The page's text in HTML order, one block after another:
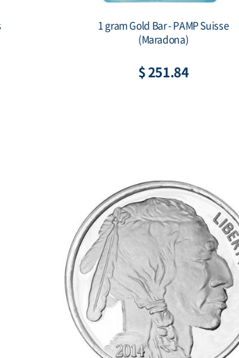
2 oz Silver Gichuk Stele 999 Antique
Bar (기축명 아미타불 비상)
$ 195.02